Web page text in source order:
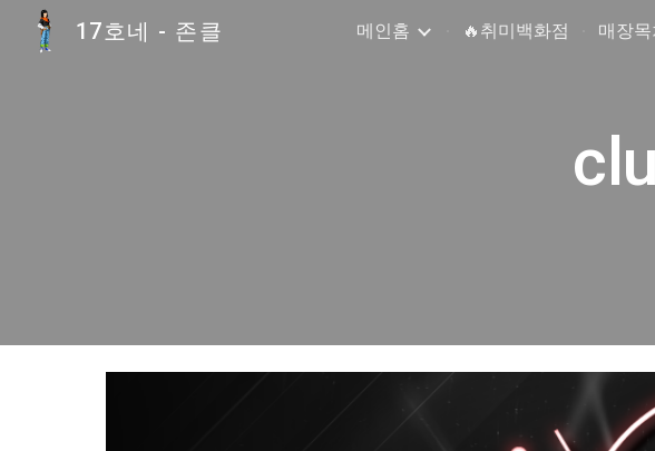
Skip to main content
17호네 - 존클 메인홈 🔥취미백화점 매장